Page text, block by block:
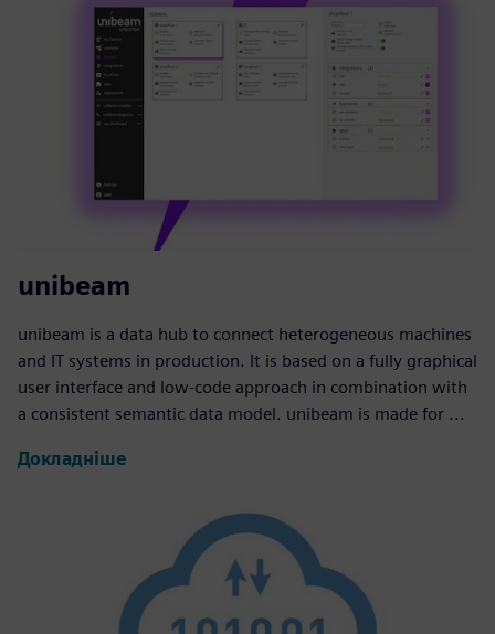
unibeam
unibeam is a data hub to connect heterogeneous machines
and IT systems in production. It is based on a fully graphical
user interface and low-code approach in combination with
a consistent semantic data model. unibeam is made for ...
Докладніше